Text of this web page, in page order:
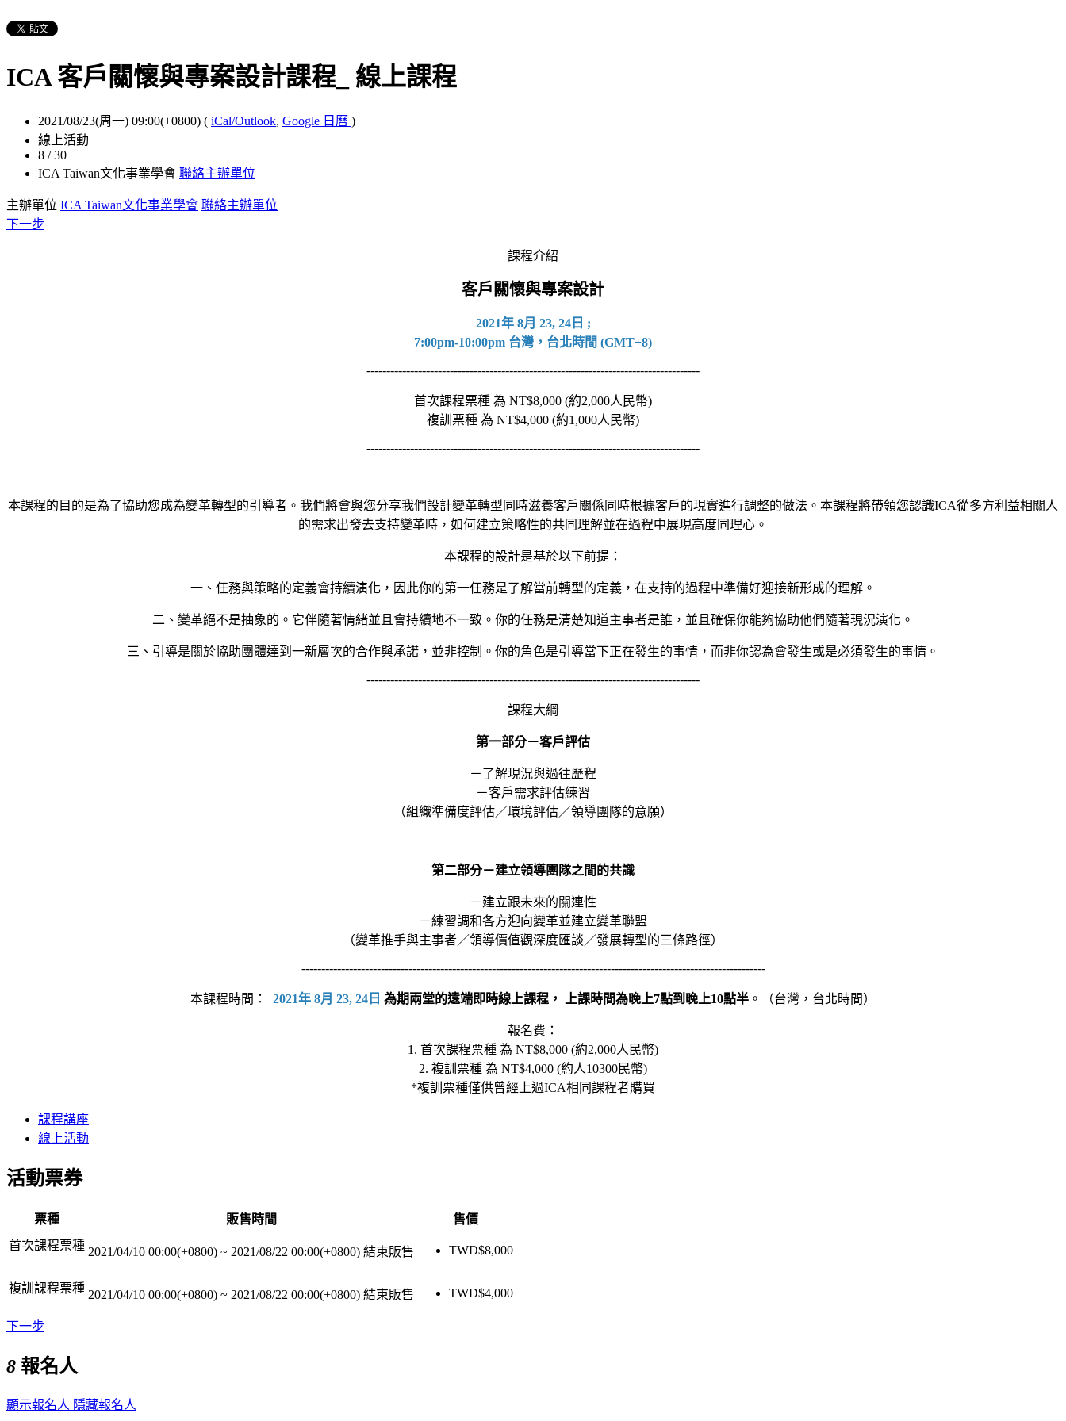
ICA 客戶關懷與專案設計課程_ 線上課程
2021/08/23(周一) 09:00(+0800) ( iCal/Outlook, Google 日曆 )
線上活動
8 / 30
ICA Taiwan文化事業學會 聯絡主辦單位
主辦單位 ICA Taiwan文化事業學會 聯絡主辦單位
下一步
課程介紹
客戶關懷與專案設計
2021年 8月 23, 24日 ;
7:00pm-10:00pm 台灣，台北時間 (GMT+8)
------------------------------------------------------------------------------------
首次課程票種 為 NT$8,000 (約2,000人民幣)
複訓票種 為 NT$4,000 (約1,000人民幣)
------------------------------------------------------------------------------------
本課程的目的是為了協助您成為變革轉型的引導者。我們將會與您分享我們設計變革轉型同時滋養客戶關係同時根據客戶的現實進行調整的做法。本課程將帶領您認識ICA從多方利益相關人
的需求出發去支持變革時，如何建立策略性的共同理解並在過程中展現高度同理心。
本課程的設計是基於以下前提：
一、任務與策略的定義會持續演化，因此你的第一任務是了解當前轉型的定義，在支持的過程中準備好迎接新形成的理解。
二、變革絕不是抽象的。它伴隨著情緒並且會持續地不一致。你的任務是清楚知道主事者是誰，並且確保你能夠協助他們隨著現況演化。
三、引導是關於協助團體達到一新層次的合作與承諾，並非控制。你的角色是引導當下正在發生的事情，而非你認為會發生或是必須發生的事情。
------------------------------------------------------------------------------------
課程大綱
第一部分－客戶評估
－了解現況與過往歷程
－客戶需求評估練習
（組織準備度評估／環境評估／領導團隊的意願）
第二部分－建立領導團隊之間的共識
－建立跟未來的關連性
－練習調和各方迎向變革並建立變革聯盟
（變革推手與主事者／領導價值觀深度匯談／發展轉型的三條路徑）
---------------------------------------------------------------------------------------------------------------------
本課程時間： 2021年 8月 23, 24日 為期兩堂的遠端即時線上課程， 上課時間為晚上7點到晚上10點半 。（台灣，台北時間）
報名費：
1. 首次課程票種 為 NT$8,000 (約2,000人民幣)
2. 複訓票種 為 NT$4,000 (約人10300民幣)
*複訓票種僅供曾經上過ICA相同課程者購買
課程講座
線上活動
活動票券
票種 販售時間
售價
首次課程票種 2021/04/10 00:00(+0800) ~ 2021/08/22 00:00(+0800) 結束販售 TWD$8,000
複訓課程票種 2021/04/10 00:00(+0800) ~ 2021/08/22 00:00(+0800) 結束販售 TWD$4,000
下一步
8 報名人
顯示報名人 隱藏報名人